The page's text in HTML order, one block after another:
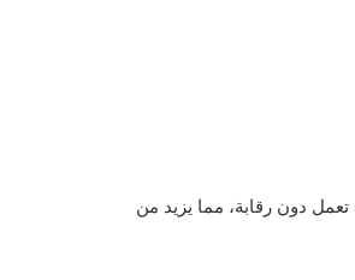
دون رقابة، مما يزيد من